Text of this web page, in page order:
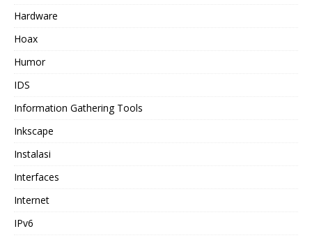
Hardware
Hoax
Humor
IDS
Information Gathering Tools
Inkscape
Instalasi
Interfaces
Internet
IPv6